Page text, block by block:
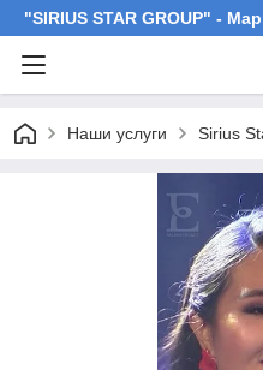
"SIRIUS STAR GROUP" -
Наши услуги Sirius